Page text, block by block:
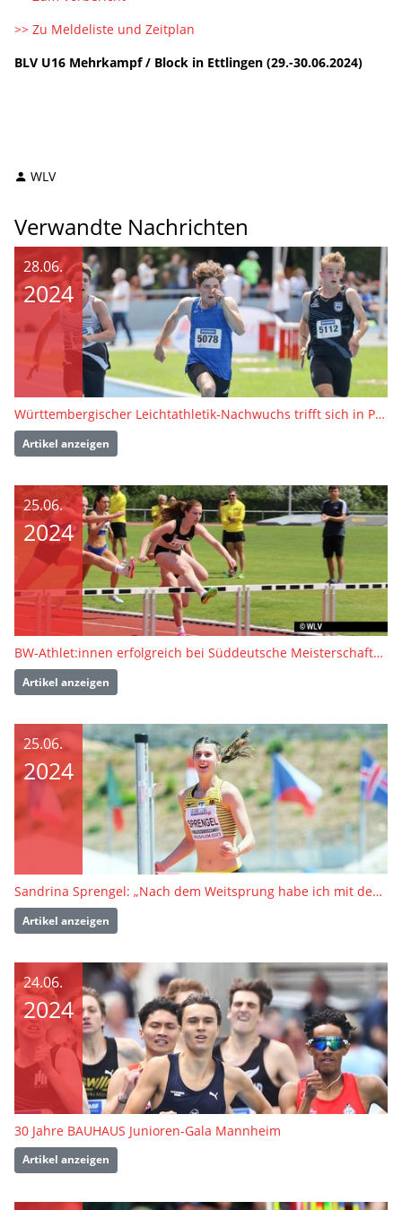
>> Zu Meldeliste und Zeitplan
BLV U16 Mehrkampf / Block in Ettlingen (29.-30.06.2024)
WLV
Verwandte Nachrichten
28.06.
2024
Württembergischer Leichtathletik-Nachwuchs trifft sich in Pliezhausen
Artikel anzeigen
25.06.
2024
BW-Athlet:innen erfolgreich bei Süddeutsche Meisterschaften U23 / U16
Artikel anzeigen
25.06.
2024
Sandrina Sprengel: „Nach dem Weitsprung habe ich mit dem Sieg geliebäugelt“ | Interview
Artikel anzeigen
24.06.
2024
30 Jahre BAUHAUS Junioren-Gala Mannheim
Artikel anzeigen